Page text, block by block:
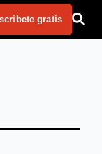
gratis